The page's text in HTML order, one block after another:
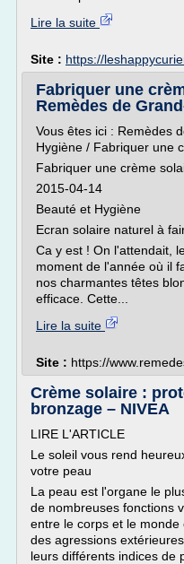
Lire la suite
Site : https://
Fabriquer une
Remèdes de
Vous êtes ici : Remèdes
Hygiène / Fabriquer une
Fabriquer une crème
2015-04-14
Beauté et Hygiène
Ecran solaire naturel à
Ca y est ! On l'attendait,
moment de l'année où il
nos charmantes têtes
efficace. Cette...
Lire la suite
Site : https://
Crème solaire :
bronzage – NIVEA
LIRE L'ARTICLE
Le soleil vous rend
votre peau
La peau est l'organe le
de nombreuses fonctions
entre le corps et le
des agressions
leurs différents indices de